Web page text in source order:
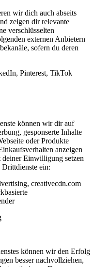
wir dich auch abseits
zeigen dir relevante
verschlüsselten
externen Anbietern
sofern du deren
Pinterest, TikTok
können wir dir auf
gesponserte Inhalte
oder Produkte
anzeigen
deiner Einwilligung setzen
ein:
creativecdn.com
können wir den Erfolg
besser nachvollziehen,